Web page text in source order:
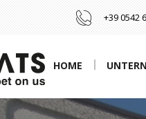
+39 0542
HOME